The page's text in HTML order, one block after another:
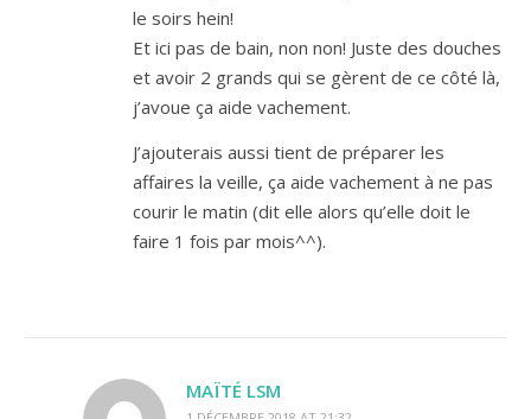
le soirs hein!
Et ici pas de bain, non non! Juste des douches
et avoir 2 grands qui se gèrent de ce côté là,
j’avoue ça aide vachement.
J’ajouterais aussi tient de préparer les
affaires la veille, ça aide vachement à ne pas
courir le matin (dit elle alors qu’elle doit le
faire 1 fois par mois^^).
MAÏTÉ LSM